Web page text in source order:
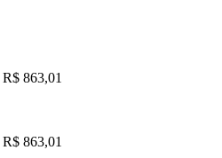
R$ 863,01
R$ 863,01